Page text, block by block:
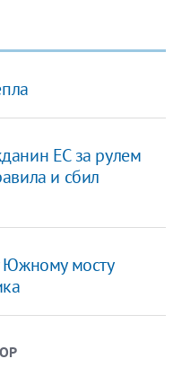
ЕС за рулем
и сбил
мосту